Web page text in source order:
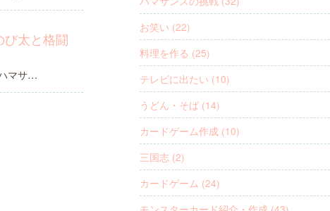
太と格闘
マサ…
お笑い (22)
料理を作る (25)
テレビに出たい (10)
うどん・そば (14)
カードゲーム作成 (10)
三国志 (2)
カードゲーム (24)